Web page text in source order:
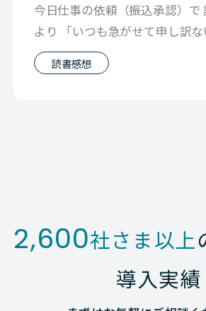
今日仕事の依頼（振込承認）で
より 「いつも急がせて申し訳
ャットをもらいました。 そもそ
読書感想
2,600社さま以上
導入実績